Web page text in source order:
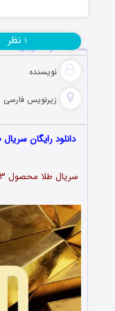
دانلود سریال طلا The Gold 2023
نویسنده
زیرنویس فارسی
۱ نظر
سریال طلا محصول ۲۰۲۳ با کیفیت عالی 1080p & 720p & 480p